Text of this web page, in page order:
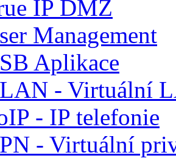
IP DMZ
Management
Aplikace
- Virtuální
- IP telefonie
- Virtuální